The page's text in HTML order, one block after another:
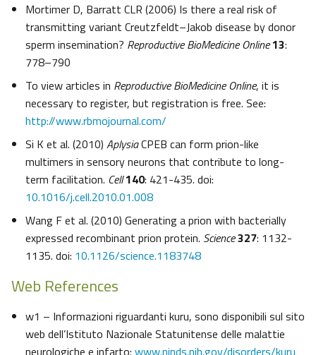
Mortimer D, Barratt CLR (2006) Is there a real risk of
transmitting variant Creutzfeldt–Jakob disease by donor
sperm insemination? Reproductive BioMedicine Online13:
778–790
To view articles in Reproductive BioMedicine Online, it is
necessary to register, but registration is free. See:
http://www.rbmojournal.com/
Si K et al. (2010) AplysiaCPEB can form prion-like
multimers in sensory neurons that contribute to long-
term facilitation. Cell140: 421-435. doi:
10.1016/j.cell.2010.01.008
Wang F et al. (2010) Generating a prion with bacterially
expressed recombinant prion protein. Science327: 1132-
1135. doi: 10.1126/science.1183748
Web References
w1 – Informazioni riguardanti kuru, sono disponibili sul sito
web dell’Istituto Nazionale Statunitense delle malattie
neurologiche e infarto: www.ninds.nih.gov/disorders/kuru